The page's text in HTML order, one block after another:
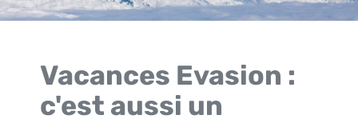
Vacances Evasion :
c'est aussi un